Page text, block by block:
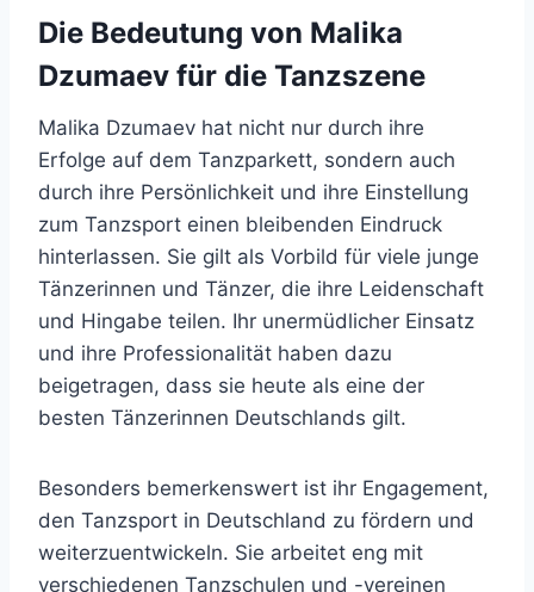
Die Bedeutung von Malika
Dzumaev für die Tanzszene
Malika Dzumaev hat nicht nur durch ihre
Erfolge auf dem Tanzparkett, sondern auch
durch ihre Persönlichkeit und ihre Einstellung
zum Tanzsport einen bleibenden Eindruck
hinterlassen. Sie gilt als Vorbild für viele junge
Tänzerinnen und Tänzer, die ihre Leidenschaft
und Hingabe teilen. Ihr unermüdlicher Einsatz
und ihre Professionalität haben dazu
beigetragen, dass sie heute als eine der
besten Tänzerinnen Deutschlands gilt.
Besonders bemerkenswert ist ihr Engagement,
den Tanzsport in Deutschland zu fördern und
weiterzuentwickeln. Sie arbeitet eng mit
verschiedenen Tanzschulen und -vereinen